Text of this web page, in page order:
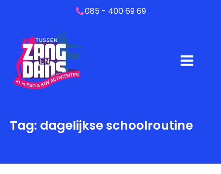
085 - 400 69 69
Tag: dagelijkse schoolroutine